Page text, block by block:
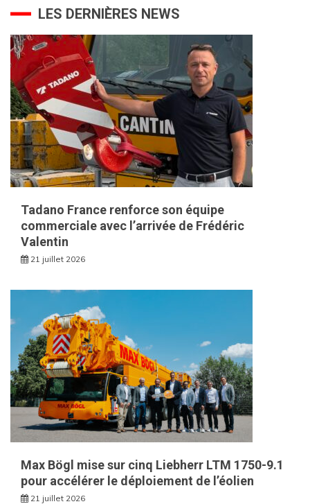
LES DERNIÈRES NEWS
Tadano France renforce son équipe
commerciale avec l’arrivée de Frédéric
Valentin
21 juillet 2026
Max Bögl mise sur cinq Liebherr LTM 1750-9.1
pour accélérer le déploiement de l’éolien
21 juillet 2026